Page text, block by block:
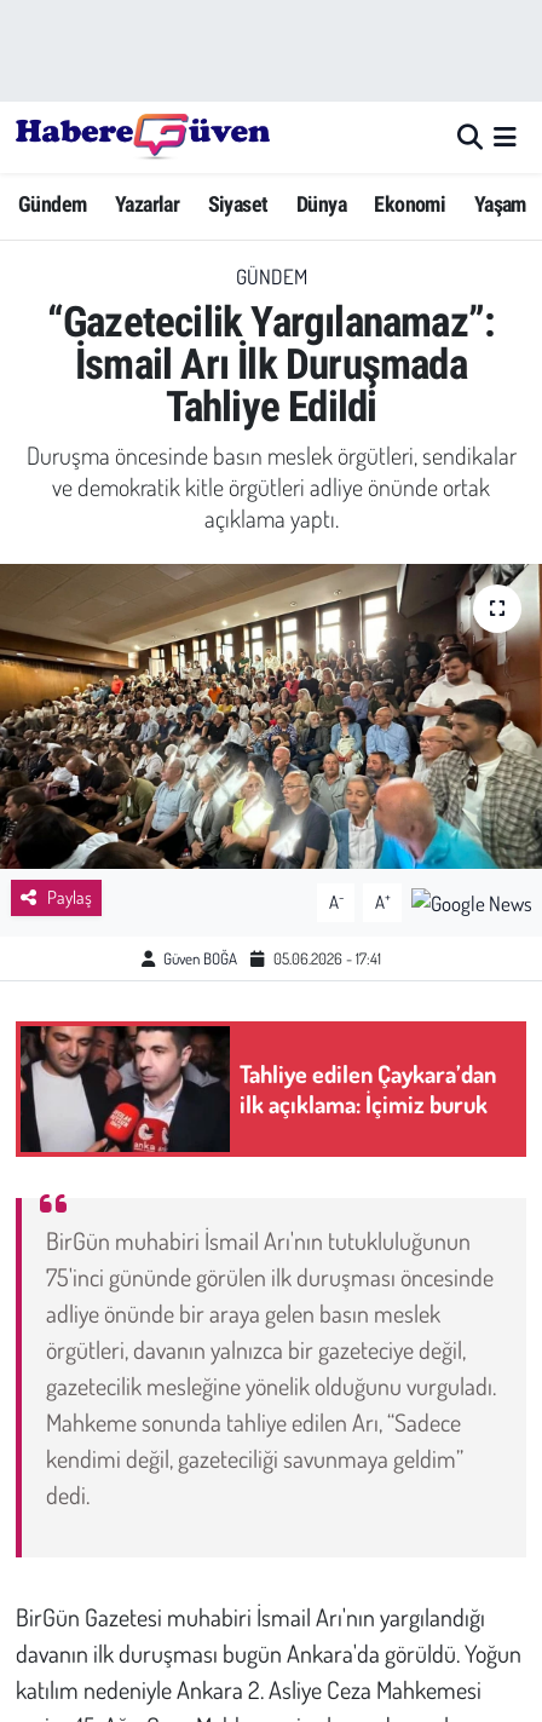
Gündem Yazarlar Siyaset Dünya Ekonomi Yaşam
GÜNDEM
“Gazetecilik Yargılanamaz”:
İsmail Arı İlk Duruşmada
Tahliye Edildi
Duruşma öncesinde basın meslek örgütleri, sendikalar
ve demokratik kitle örgütleri adliye önünde ortak
açıklama yaptı.
Paylaş A- A+
Güven BOĞA 05.06.2026 - 17:41
Tahliye edilen Çaykara’dan
ilk açıklama: İçimiz buruk
BirGün muhabiri İsmail Arı'nın tutukluluğunun
75'inci gününde görülen ilk duruşması öncesinde
adliye önünde bir araya gelen basın meslek
örgütleri, davanın yalnızca bir gazeteciye değil,
gazetecilik mesleğine yönelik olduğunu vurguladı.
Mahkeme sonunda tahliye edilen Arı, “Sadece
kendimi değil, gazeteciliği savunmaya geldim”
dedi.
BirGün Gazetesi muhabiri İsmail Arı'nın yargılandığı
davanın ilk duruşması bugün Ankara'da görüldü. Yoğun
katılım nedeniyle Ankara 2. Asliye Ceza Mahkemesi
Yazarlar
Dünya
Ekonomi
Yerel Haberler
Kadın
Emek
Spor
Çocuk
Kültür Sanat
Bilim - Teknoloji
İnsan Hakları
Hayvan Hakları
Çevre
Galeri
Günün İçinden
Vefat İlanları
Tarih
Hukuk
Tarım
Kent
Eğlence
Hava Durumu
Trafik Durumu
Süper Lig Puan Durumu ve Fikstür
Tüm Manşetler
Son Dakika Haberleri
Haber Arşivi